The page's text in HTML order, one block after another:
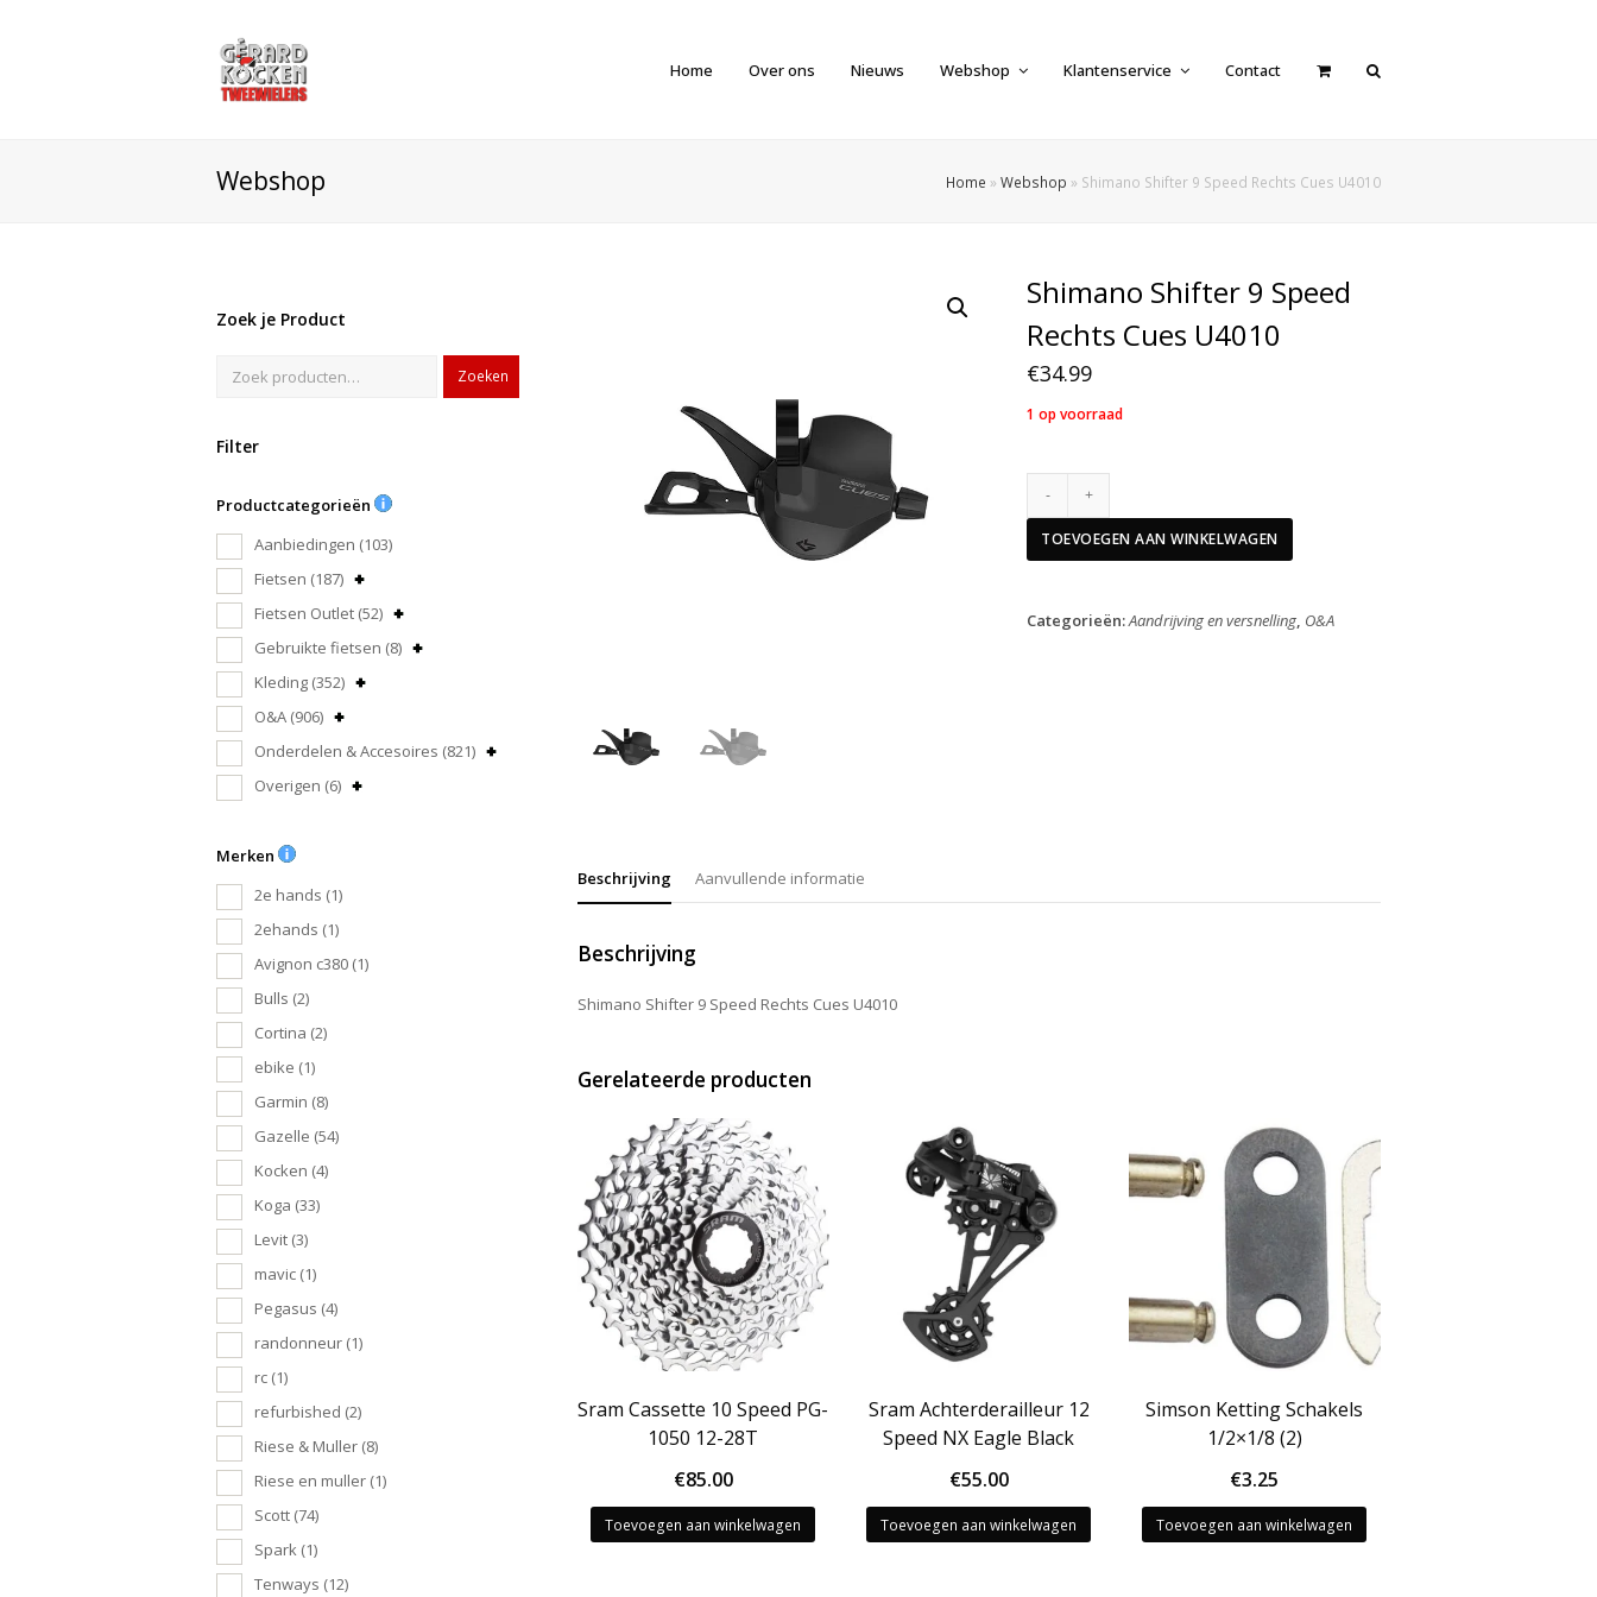
Home Over ons Nieuws Webshop Klantenservice Contact
Webshop Home » Webshop » Shimano Shifter 9 Speed Rechts Cues U4010
Zoek je Product
Zoeken
Filter
Productcategorieën
Aanbiedingen (103)
Fietsen (187)
Fietsen Outlet (52)
Gebruikte fietsen (8)
Kleding (352)
O&A (906)
Onderdelen & Accesoires (821)
Overigen (6)
Merken
2e hands (1)
2ehands (1)
Avignon c380 (1)
Bulls (2)
Cortina (2)
ebike (1)
Garmin (8)
Gazelle (54)
Kocken (4)
Koga (33)
Levit (3)
mavic (1)
Pegasus (4)
randonneur (1)
rc (1)
refurbished (2)
Riese & Muller (8)
Riese en muller (1)
Scott (74)
Spark (1)
Tenways (12)
Shimano Shifter 9 Speed
Rechts Cues U4010
€34.99
1 op voorraad
9
Speed
Cues
U4010
TOEVOEGEN AAN WINKELWAGEN
Categorieën:Aandrijving en versnelling, O&A
Beschrijving Aanvullende informatie
Beschrijving
Shimano Shifter 9 Speed Rechts Cues U4010
Gerelateerde producten
Sram Cassette 10 Speed PG-
1050 12-28T
€85.00
Toevoegen aan winkelwagen
Sram Achterderailleur 12
Speed NX Eagle Black
€55.00
Toevoegen aan winkelwagen
Simson Ketting Schakels
1/2×1/8 (2)
€3.25
Toevoegen aan winkelwagen